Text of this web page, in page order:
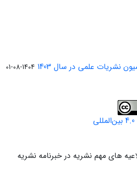
نشریات علمی در سال 1403 1404-08-01
های مهم نشریه در خبرنامه نشریه